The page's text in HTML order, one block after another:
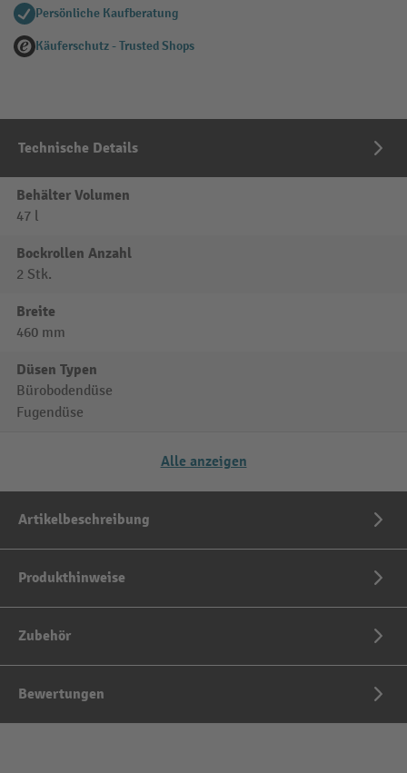
Persönliche Kaufberatung
Käuferschutz - Trusted Shops
Technische Details
Behälter Volumen
47 l
Bockrollen Anzahl
2 Stk.
Breite
460 mm
Düsen Typen
Bürobodendüse
Fugendüse
Alle anzeigen
Artikelbeschreibung
Produkthinweise
Zubehör
Bewertungen